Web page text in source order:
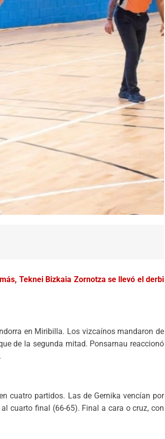
Teknei Bizkaia Zornotza se llevó el derbi
en Miribilla. Los vizcaínos mandaron de
de la segunda mitad. Ponsarnau reaccionó
cuatro partidos. Las de Gernika vencían por
cuarto final (66-65). Final a cara o cruz, con